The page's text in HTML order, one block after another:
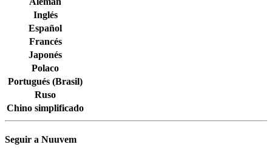
Inglés
Español
Francés
Japonés
Polaco
Portugués (Brasil)
Ruso
Chino simplificado
Seguir a Nuuvem